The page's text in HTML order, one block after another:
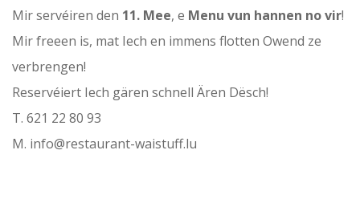
Mir servéiren den 11. Mee, e Menu vun hannen no vir!
Mir freeen is, mat Iech en immens flotten Owend ze
verbrengen!
Reservéiert Iech gären schnell Ären Dësch!
T. 621 22 80 93
M. info@restaurant-waistuff.lu